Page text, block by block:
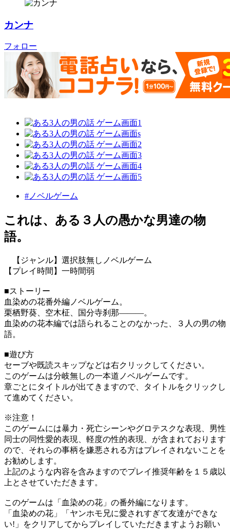
カンナ
フォロー
#ノベルゲーム
これは、ある３人の愚かな男達の物
語。
【ジャンル】選択肢無しノベルゲーム
【プレイ時間】一時間弱
■ストーリー
血染めの花番外編ノベルゲーム。
栗栖野葵、空木柾、国分寺刹那―――。
血染めの花本編では語られることのなかった、３人の男の物
語。
■遊び方
セーブや既読スキップなどは右クリックしてください。
このゲームは分岐無しの一本道ノベルゲームです。
章ごとにタイトルが出てきますので、タイトルをクリックし
て進めてください。
※注意！
このゲームには暴力・死亡シーンやグロテスクな表現、男性
同士の同性愛的表現、軽度の性的表現、が含まれております
ので、それらの事柄を嫌悪される方はプレイされないことを
お勧めします。
上記のような内容を含みますのでプレイ推奨年齢を１５歳以
上とさせていただきます。
このゲームは「血染めの花」の番外編になります。
「血染めの花」「ヤンホモ兄に愛されすぎて友達ができな
い!」をクリアしてからプレイしていただきますようお願い